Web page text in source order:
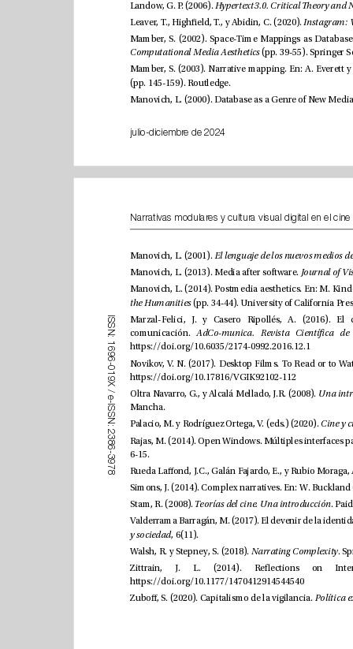
julio-diciembre de 2024
Landow, G. P. (2006).
Leaver, T., Higheld, T., y Abidin, C. (2020).
Computational Media Aesthetics
(pp. 145-159). Routledge.
I
S
S
N
:
1
6
9
6
-
0
1
9
X
/
e
-
I
S
S
N
2
3
8
6
-
3
9
7
8
Manovich, L. (2001).
the Humanities
comunicación.
https://doi.org/10.6035/2174-0992.2016.12.1
https://doi.org/10.17816/VGIK92102-112
Mancha.
Palacio, M. y Rodrí guez Ortega, V. (eds.) (2020).
6-15.
Teorías del cine. Una introducción
y sociedad
Narrating Complexity
https://doi.org/10.1177/1470412914544540